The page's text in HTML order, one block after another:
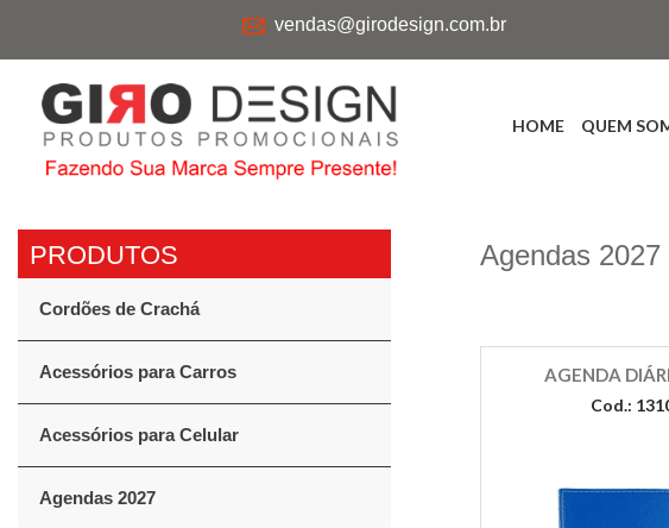
vendas@girodesign.com.br
HOME QUEM
Cordões de Crachá
Acessórios para Carros
Acessórios para Celular
Agendas 2027
Agendas 2027
AGENDA
Cod.: